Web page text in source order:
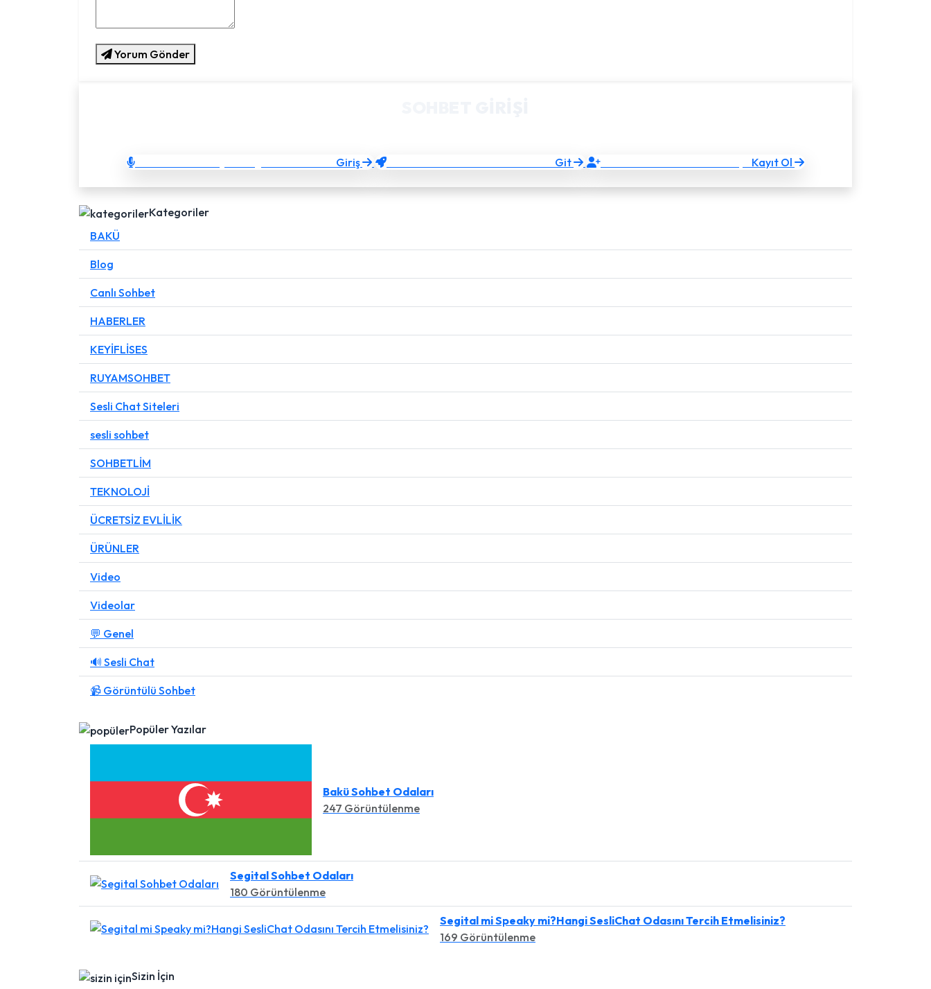
Yorum Gönder
Giriş Git Kayıt Ol
Kategoriler
BAKÜ
Blog
Canlı Sohbet
HABERLER
KEYİFLİSES
RUYAMSOHBET
Sesli Chat Siteleri
sesli sohbet
SOHBETLİM
TEKNOLOJİ
ÜCRETSİZ EVLİLİK
ÜRÜNLER
Video
Videolar
💬 Genel
🔊 Sesli Chat
📹 Görüntülü Sohbet
Popüler Yazılar
Bakü Sohbet Odaları
247 Görüntülenme
Segital Sohbet Odaları
180 Görüntülenme
Segital mi Speaky mi?Hangi SesliChat Odasını Tercih Etmelisiniz?
169 Görüntülenme
Sizin İçin